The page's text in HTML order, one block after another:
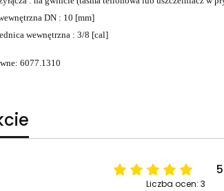
DN : 10 [mm]
wewnętrzna : 3/8 [cal]
6077.1310
Liczba ocen: 3